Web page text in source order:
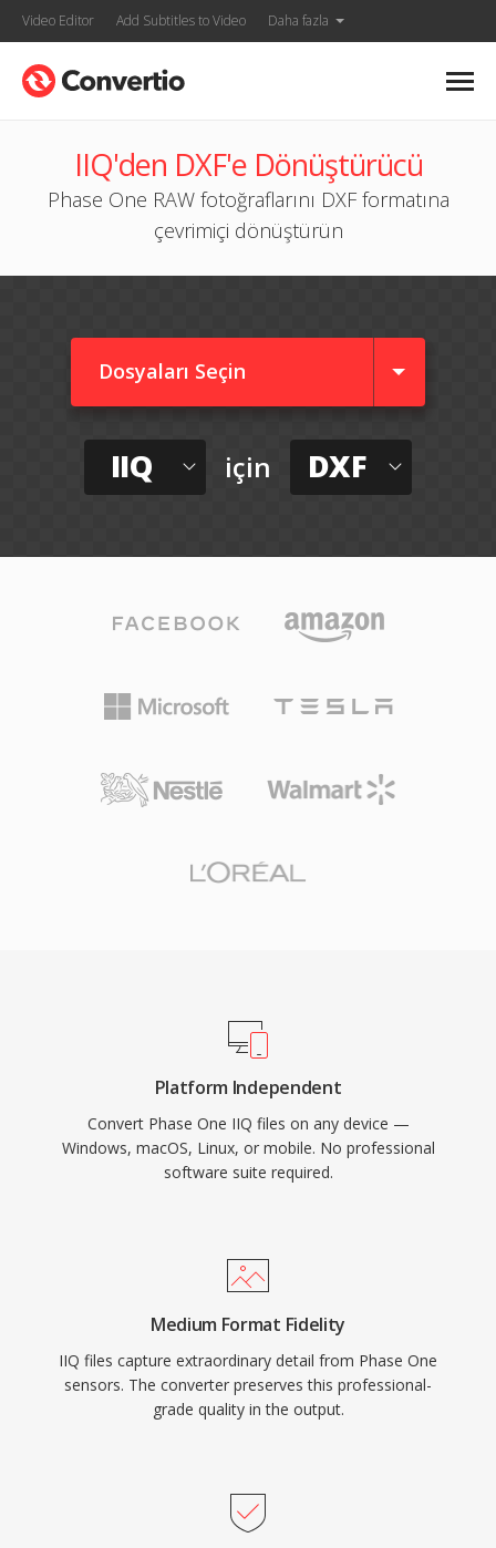
Video Editor Add Subtitles to Video Daha fazla
IIQ'den DXF'e Dönüştürücü
Phase One RAW fotoğraflarını DXF formatına
çevrimiçi dönüştürün
Dosyaları Seçin
IIQ için DXF
Platform Independent
Convert Phase One IIQ files on any device —
Windows, macOS, Linux, or mobile. No professional
software suite required.
Medium Format Fidelity
IIQ files capture extraordinary detail from Phase One
sensors. The converter preserves this professional-
grade quality in the output.